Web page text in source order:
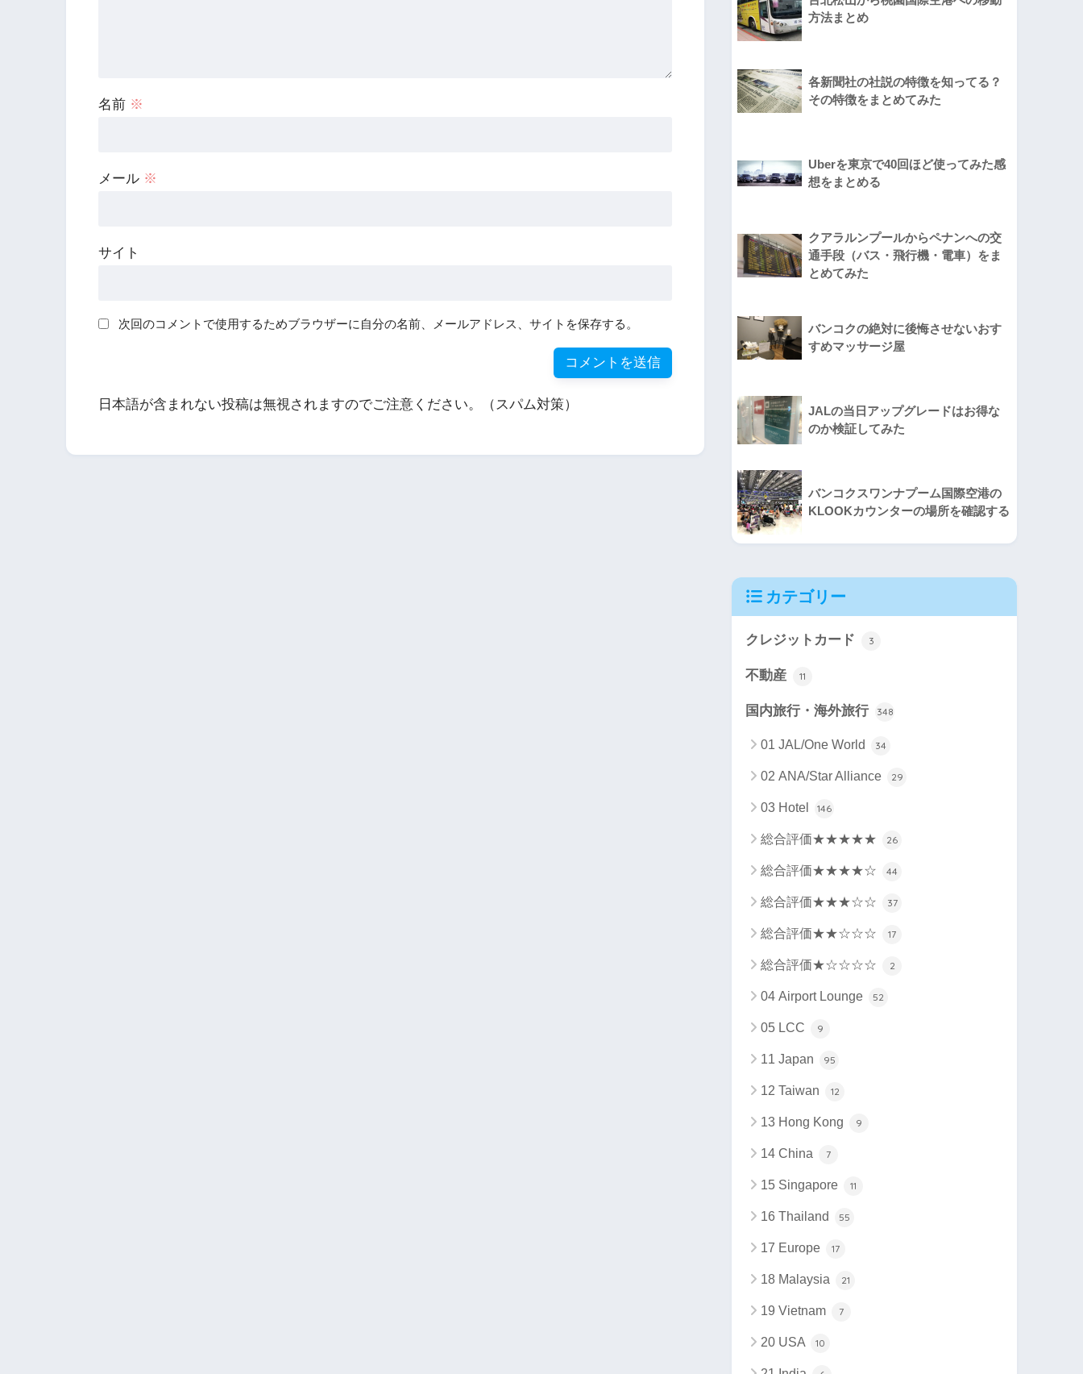
名前 ※
メール ※
サイト
次回のコメントで使用するためブラウザーに自分の名前、メールアドレス、サイトを保存する。
日本語が含まれない投稿は無視されますのでご注意ください。（スパム対策）
方法まとめ
各新聞社の社説の特徴を知ってる？
その特徴をまとめてみた
Uberを東京で40回ほど使ってみた感
想をまとめる
クアラルンプールからペナンへの交
通手段（バス・飛行機・電車）をま
とめてみた
バンコクの絶対に後悔させないおす
すめマッサージ屋
JALの当日アップグレードはお得な
のか検証してみた
バンコクスワンナプーム国際空港の
KLOOKカウンターの場所を確認する
カテゴリー
クレジットカード 3
不動産 11
国内旅行・海外旅行 348
01 JAL/One World 34
02 ANA/Star Alliance 29
03 Hotel 146
総合評価★★★★★ 26
総合評価★★★★☆ 44
総合評価★★★☆☆ 37
総合評価★★☆☆☆ 17
総合評価★☆☆☆☆ 2
04 Airport Lounge 52
05 LCC 9
11 Japan 95
12 Taiwan 12
13 Hong Kong 9
14 China 7
15 Singapore 11
16 Thailand 55
17 Europe 17
18 Malaysia 21
19 Vietnam 7
20 USA 10